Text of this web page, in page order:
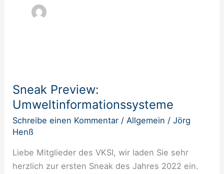
Sneak Preview:
Umweltinformationssysteme
Schreibe einen Kommentar / Allgemein /Jörg
Henß
Liebe Mitglieder des VKSI, wir laden Sie sehr
herzlich zur ersten Sneak des Jahres 2022 ein.
Umweltinformationssysteme